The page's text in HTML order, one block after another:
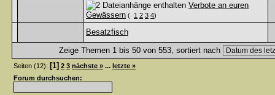
Verbote an euren
Gewässern ( 1 2 3 4)
Besatzfisch
Zeige Themen 1 bis 50 von 553, sortiert nach
Seiten (12): [1] 2 3 nächste » ... letzte »
Forum durchsuchen: